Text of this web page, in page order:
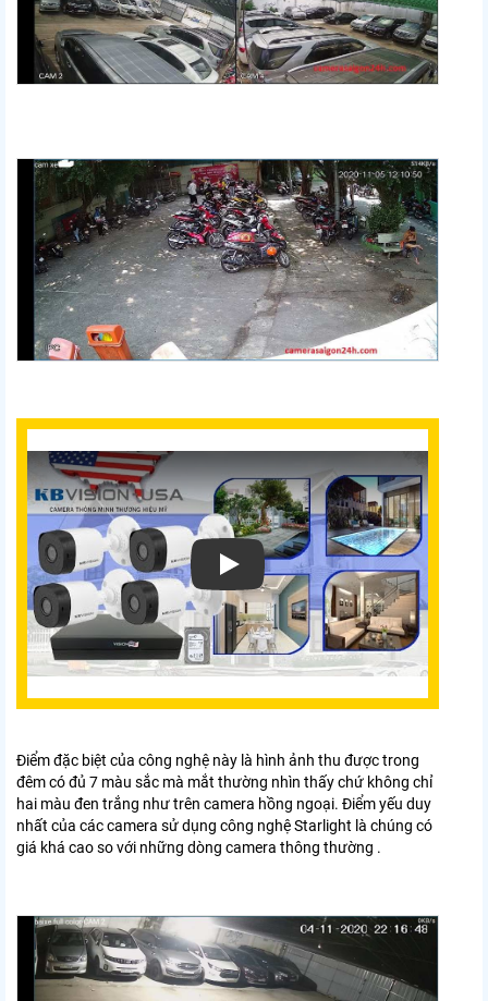
Điểm đặc biệt của công nghệ này là hình ảnh thu được trong
đêm có đủ 7 màu sắc mà mắt thường nhìn thấy chứ không chỉ
hai màu đen trắng như trên camera hồng ngoại. Điểm yếu duy
nhất của các camera sử dụng công nghệ Starlight là chúng có
giá khá cao so với những dòng camera thông thường .